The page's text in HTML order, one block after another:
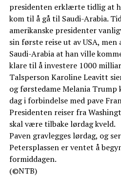
presidenten erklærte tidlig at
kom til å gå til Saudi-Arabia.
amerikanske presidenter
sin første reise ut av USA,
Saudi-Arabia at han ville
klare til å investere 1000
Talsperson Karoline Leavitt
og førstedame Melania
dag i forbindelse med pave
Presidenten reiser fra
skal være tilbake lørdag kveld.
Paven gravlegges lørdag, og
Petersplassen er ventet å
formiddagen.
(©NTB)